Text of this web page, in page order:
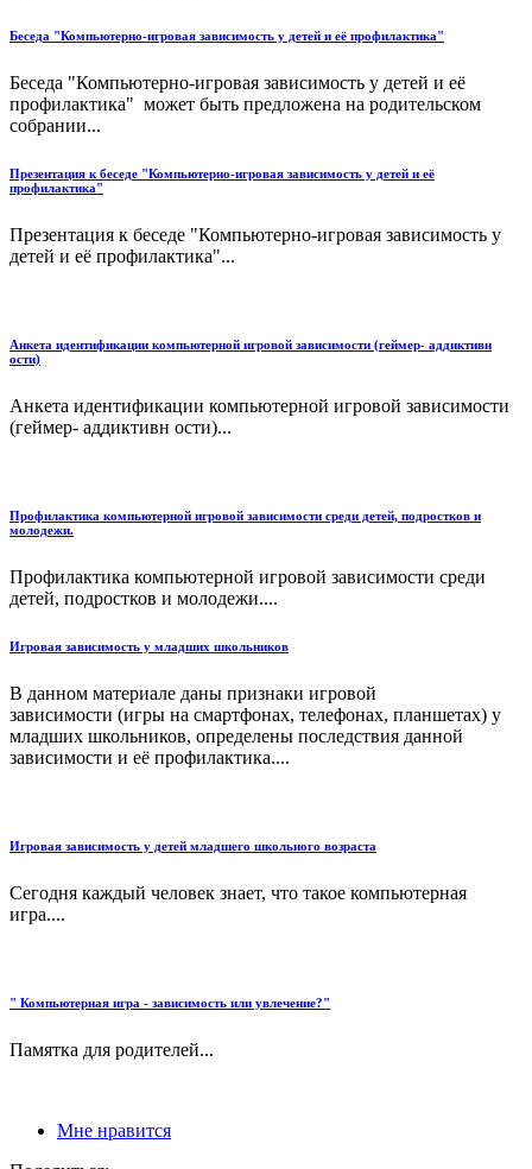
Беседа "Компьютерно-игровая зависимость у детей и её профилактика"
Беседа "Компьютерно-игровая зависимость у детей и её
профилактика" может быть предложена на родительском
собрании...
Презентация к беседе "Компьютерно-игровая зависимость у детей и её
профилактика"
Презентация к беседе "Компьютерно-игровая зависимость у
детей и её профилактика"...
Анкета идентификации компьютерной игровой зависимости (геймер- аддиктивн
ости)
Анкета идентификации компьютерной игровой зависимости
(геймер- аддиктивн ости)...
Профилактика компьютерной игровой зависимости среди детей, подростков и
молодежи.
Профилактика компьютерной игровой зависимости среди
детей, подростков и молодежи....
Игровая зависимость у младших школьников
В данном материале даны признаки игровой
зависимости (игры на смартфонах, телефонах, планшетах) у
младших школьников, определены последствия данной
зависимости и её профилактика....
Игровая зависимость у детей младшего школьного возраста
Сегодня каждый человек знает, что такое компьютерная
игра....
" Компьютерная игра - зависимость или увлечение?"
Памятка для родителей...
Мне нравится